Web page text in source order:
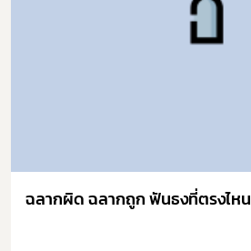
ฉลากผิด ฉลากถูก ฟันธงที่ตรงไหน